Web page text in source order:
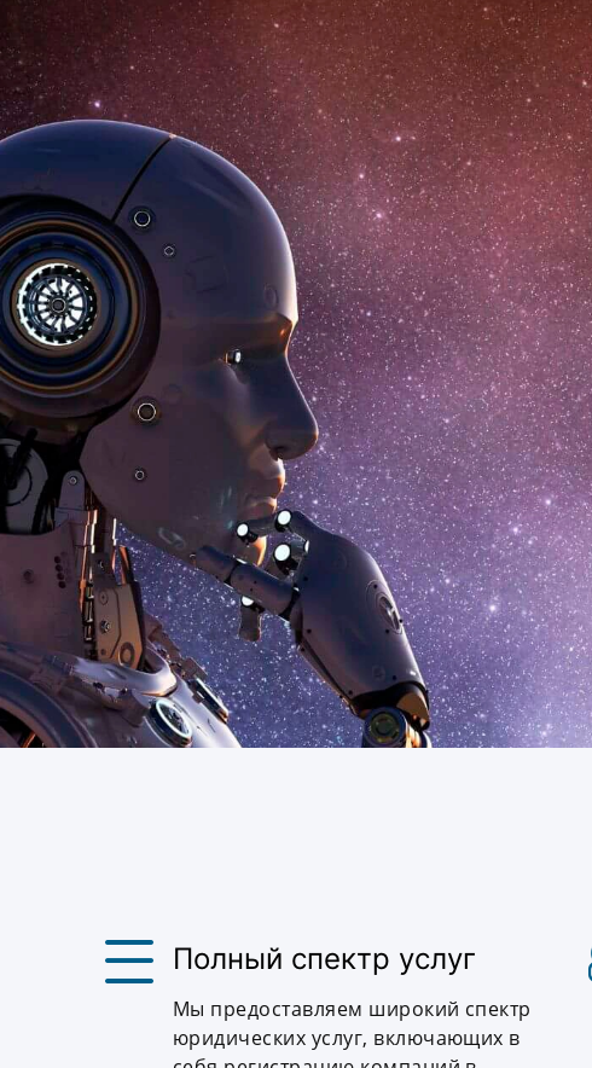
Полный спектр услуг
Мы предоставляем широкий спектр
юридических услуг, включающих в